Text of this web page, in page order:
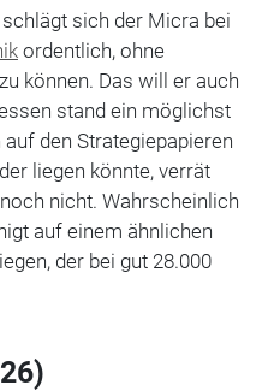
sich der Micra bei
ordentlich, ohne
können. Das will er auch
stand ein möglichst
auf den Strategiepapieren
liegen könnte, verrät
nicht. Wahrscheinlich
auf einem ähnlichen
der bei gut 28.000